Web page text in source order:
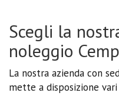
Scegli la
noleggio
La nostra azienda con
mette a disposizione